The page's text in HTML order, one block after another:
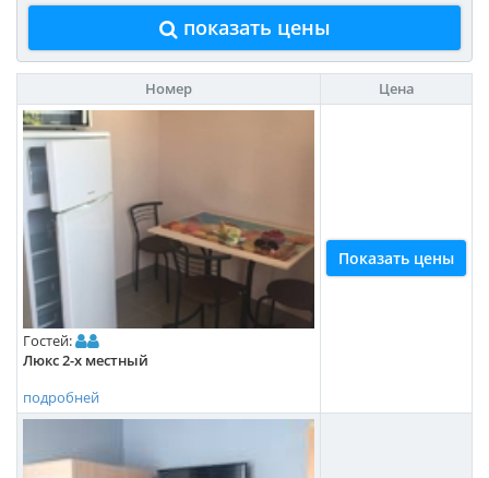
показать цены
Номер Цена
Гостей:
Люкс 2-х местный
подробней
Показать цены